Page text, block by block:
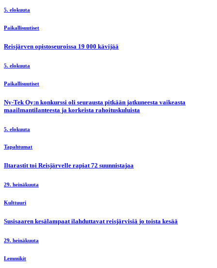
5. elokuuta
Paikallisuutiset
Reisjärven opistoseuroissa 19 000 kävijää
5. elokuuta
Paikallisuutiset
Ny-Tek Oy:n konkurssi oli seurausta pitkään jatkuneesta vaikeasta
maailmantilanteesta ja korkeista rahoituskuluista
5. elokuuta
Tapahtumat
Iltarastit toi Reisjärvelle rapiat 72 suunnistajaa
29. heinäkuuta
Kulttuuri
Susisaaren kesälampaat ilahduttavat reisjärvisiä jo toista kesää
29. heinäkuuta
Lemmikit